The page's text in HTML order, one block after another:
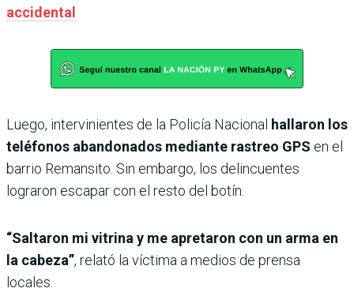
accidental
Luego, intervinientes de la Policía Nacional hallaron los
teléfonos abandonados mediante rastreo GPS en el
barrio Remansito. Sin embargo, los delincuentes
lograron escapar con el resto del botín.
“Saltaron mi vitrina y me apretaron con un arma en
la cabeza”, relató la víctima a medios de prensa
locales.